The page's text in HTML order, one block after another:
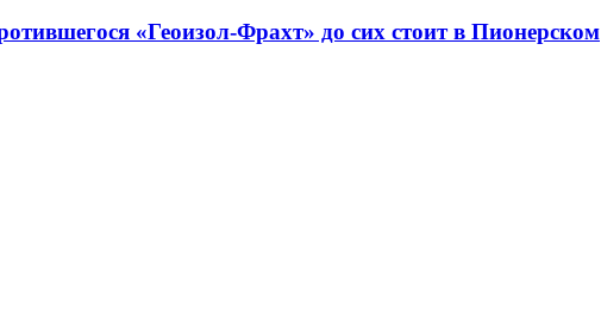
«Геоизол-Фрахт» до сих стоит в Пионерском